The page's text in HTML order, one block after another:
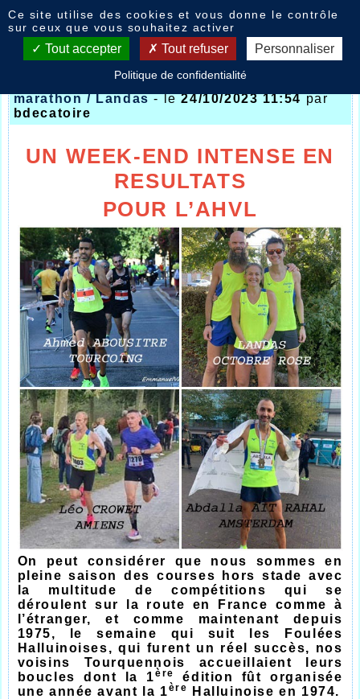
Nouvelles
Boucles Tourcoing / Amiens et Amsterdam
marathon / Landas- le24/10/2023 11:54par
bdecatoire
UN WEEK-END INTENSE EN
RESULTATS
POUR L’AHVL
On peut considérer que nous sommes en
pleine saison des courses hors stade avec
la multitude de compétitions qui se
déroulent sur la route en France comme à
l’étranger, et comme maintenant depuis
1975, le semaine qui suit les Foulées
Halluinoises, qui furent un réel succès, nos
voisins Tourquennois accueillaient leurs
boucles dont la 1ère
édition fût organisée
une année avant la 1ère
Halluinoise en 1974.
Ce site utilise des cookies et vous donne le contrôle
sur ceux que vous souhaitez activer
Tout accepter Tout refuser Personnaliser
Politique de confidentialité